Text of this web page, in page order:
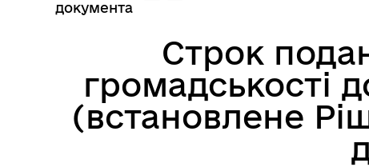
документа
Строк
громадськості
(встановлене